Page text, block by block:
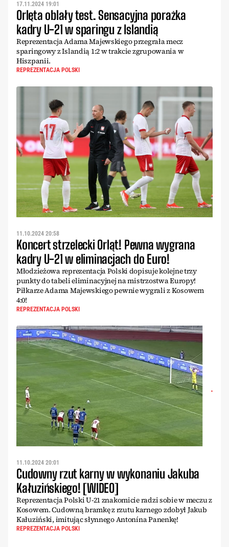
17.11.2024 19:01
Orlęta oblały test. Sensacyjna porażka
kadry U-21 w sparingu z Islandią
Reprezentacja Adama Majewskiego przegrała mecz
sparingowy z Islandią 1:2 w trakcie zgrupowania w
Hiszpanii.
REPREZENTACJA POLSKI
11.10.2024 20:58
Koncert strzelecki Orląt! Pewna wygrana
kadry U-21 w eliminacjach do Euro!
Młodzieżowa reprezentacja Polski dopisuje kolejne trzy
punkty do tabeli eliminacyjnej na mistrzostwa Europy!
Piłkarze Adama Majewskiego pewnie wygrali z Kosowem
4:0!
REPREZENTACJA POLSKI
11.10.2024 20:01
Cudowny rzut karny w wykonaniu Jakuba
Kałuzińskiego! [WIDEO]
Reprezentacja Polski U-21 znakomicie radzi sobie w meczu z
Kosowem. Cudowną bramkę z rzutu karnego zdobył Jakub
Kałuziński, imitując słynnego Antonína Panenkę!
REPREZENTACJA POLSKI